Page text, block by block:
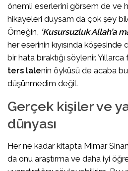
önemli eserlerini görsem de ve
hikayeleri duysam da çok şey
Örneğin, ‘Kusursuzluk Allah’a
her eserinin kıyısında
bir hata bıraktığı söylenir.
ters lalenin öyküsü de acaba
düşünmedim değil.
Gerçek kişiler ve
dünyası
Her ne kadar kitapta Mimar
da onu araştırma ve daha iyi